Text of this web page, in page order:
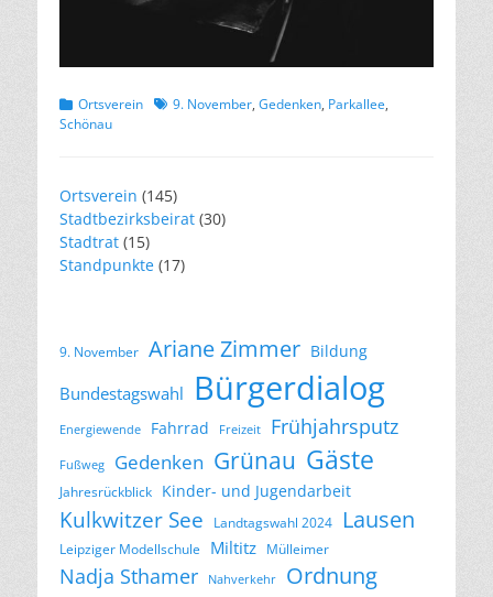
Kategorien
Ortsverein Schlagworte
9. November, Gedenken, Parkallee,
Schönau
Ortsverein (145)
Stadtbezirksbeirat (30)
Stadtrat (15)
Standpunkte (17)
9. November Ariane Zimmer Bildung
Bundestagswahl Bürgerdialog
Energiewende Fahrrad Freizeit Frühjahrsputz
Fußweg Gedenken Grünau Gäste
Jahresrückblick Kinder- und Jugendarbeit
Kulkwitzer See Landtagswahl 2024 Lausen
Leipziger Modellschule Miltitz Mülleimer
Nadja Sthamer Nahverkehr Ordnung